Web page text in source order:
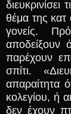
διευκρινίσει
θέμα της κατ
γονείς.
αποδείξουν
παρέχουν
σπίτι.
απαραίτητα
κολεγίου, ή
δεν έχουν